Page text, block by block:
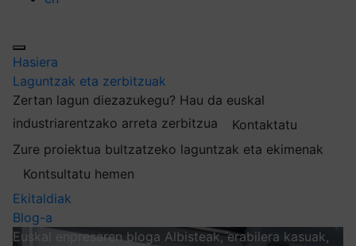
Hasiera
Laguntzak eta zerbitzuak
Zertan lagun diezazukegu? Hau da euskal
industriarentzako arreta zerbitzua
Kontaktatu
Zure proiektua bultzatzeko laguntzak eta ekimenak
Kontsultatu hemen
Ekitaldiak
Blog-a
Euskal enpresaren bloga Albisteak, erabilera kasuak,